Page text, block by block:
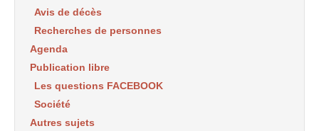
Avis de décès
Recherches de personnes
Agenda
Publication libre
Les questions FACEBOOK
Société
Autres sujets